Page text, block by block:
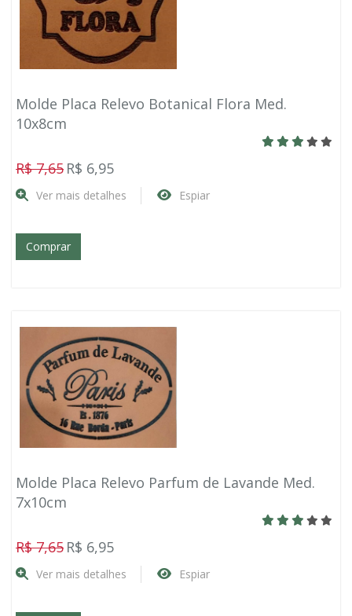
Molde Placa Relevo Botanical Flora Med.
10x8cm
R$ 7,65 R$ 6,95
Ver mais detalhes Espiar
Comprar
Molde Placa Relevo Parfum de Lavande Med.
7x10cm
R$ 7,65 R$ 6,95
Ver mais detalhes Espiar